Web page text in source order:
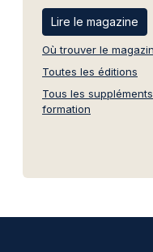
Lire le magazine
Où trouver le
Toutes les éditions
Tous les suppléments
formation